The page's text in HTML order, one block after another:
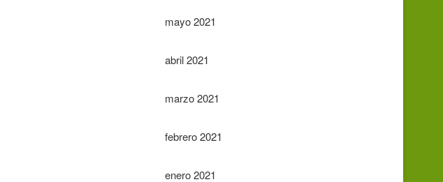
mayo 2021
abril 2021
marzo 2021
febrero 2021
enero 2021